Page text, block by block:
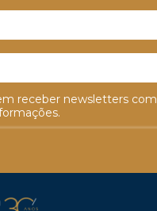
receber newsletters com